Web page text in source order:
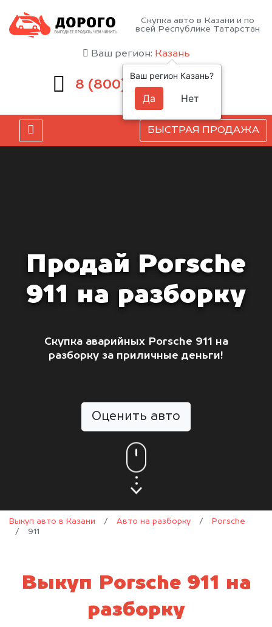
Скупка авто в Казани и по
всей Республике Татарстан
Ваш регион: Казань
8 (800) 551-81-15
БЫСТРАЯ ПРОДАЖА
Продай Porsche
911 на разборку
Скупка аварийных Porsche 911 на
разборку за приличные деньги!
Оценить авто
Выкуп авто в Казани / Авто на разборку /
Porsche
/
911
Выкуп Porsche 911 на
разборку
Ваш регион Казань?
Да Нет